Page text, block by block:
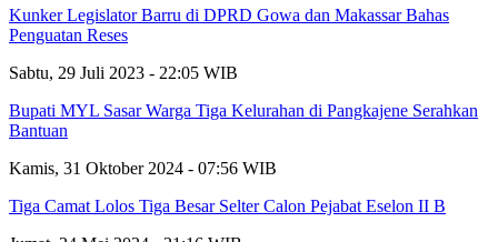
Kunker Legislator Barru di DPRD Gowa dan Makassar Bahas
Penguatan Reses
Sabtu, 29 Juli 2023 - 22:05 WIB
Bupati MYL Sasar Warga Tiga Kelurahan di Pangkajene Serahkan
Bantuan
Kamis, 31 Oktober 2024 - 07:56 WIB
Tiga Camat Lolos Tiga Besar Selter Calon Pejabat Eselon II B